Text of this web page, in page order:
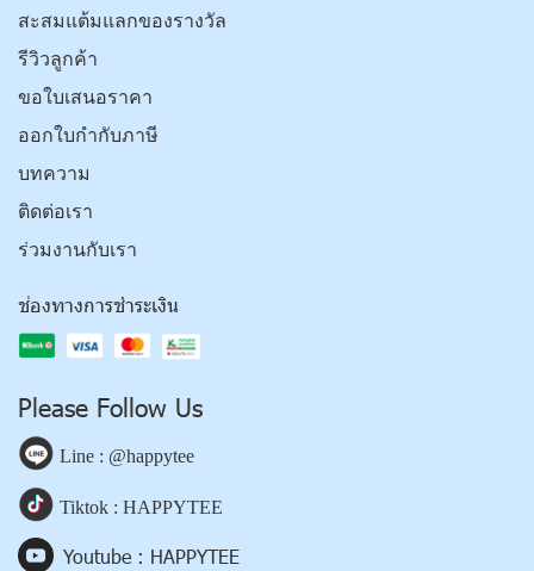
สะสมแต้มแลกของรางวัล
รีวิวลูกค้า
ขอใบเสนอราคา
ออกใบกำกับภาษี
บทความ
ติดต่อเรา
ร่วมงานกับเรา
ช่องทางการชำระเงิน
Please Follow Us
Line : @happytee
Tiktok : HAPPYTEE
Youtube : HAPPYTEE